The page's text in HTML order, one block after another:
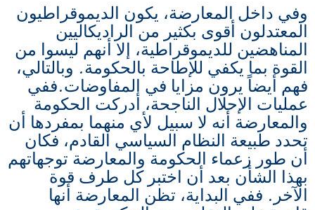
وفي داخل المعارضة، يكون الديموقراطيون
المعتدلون أقوى بكثير من الراديكاليين
المناهضين للديموقراطية، إلا أنهم ليسوا من
القوة بما يكفي للإطاحة بالحكومة. وبالتالي،
فهم أيضاً يرون مزايا في المفاوضات.ففي
عمليات الإحلال الناجحة، أدركت الحكومة
والمعارضة أنه لا سبيل لأي منهما بمفردها أن
تحدد طبيعة النظام السياسي القادم، فكان
أن طور زعماء الحكومة والمعارضة توجهاتهم
بهذا الشأن بعد أن اختبر كل طرف قوة
الآخر. ففي البداية، تظن المعارضة أنها